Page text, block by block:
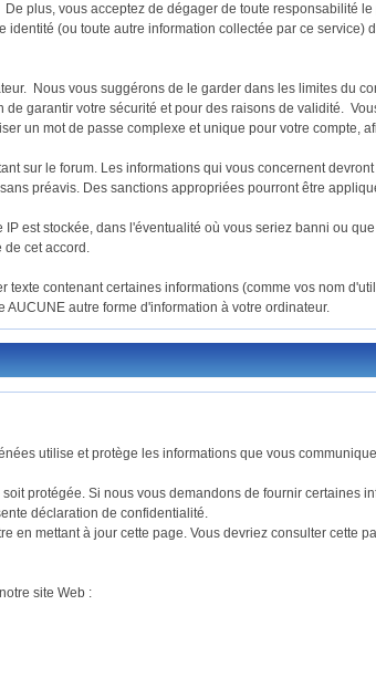
plus, vous acceptez de dégager de toute responsabilité
(ou toute autre information collectée par ce
Nous vous suggérons de le garder dans les limites du
garantir votre sécurité et pour des raisons de validité.
un mot de passe complexe et unique pour votre compte,
sur le forum. Les informations qui vous concernent
préavis. Des sanctions appropriées pourront être
est stockée, dans l'éventualité où vous seriez banni ou
cet accord.
contenant certaines informations (comme vos nom
autre forme d'information à votre ordinateur.
utilise et protège les informations que vous
protégée. Si nous vous demandons de fournir certaines
déclaration de confidentialité.
en mettant à jour cette page. Vous devriez consulter cette
site Web :